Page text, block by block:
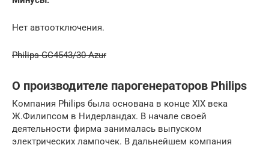
Нет автоотключения.
Philips GC4543/30 Azur
О производителе парогенераторов Philips
Компания Philips была основана в конце XIX века
Ж.Филипсом в Нидерландах. В начале своей
деятельности фирма занималась выпуском
электрических лампочек. В дальнейшем компания